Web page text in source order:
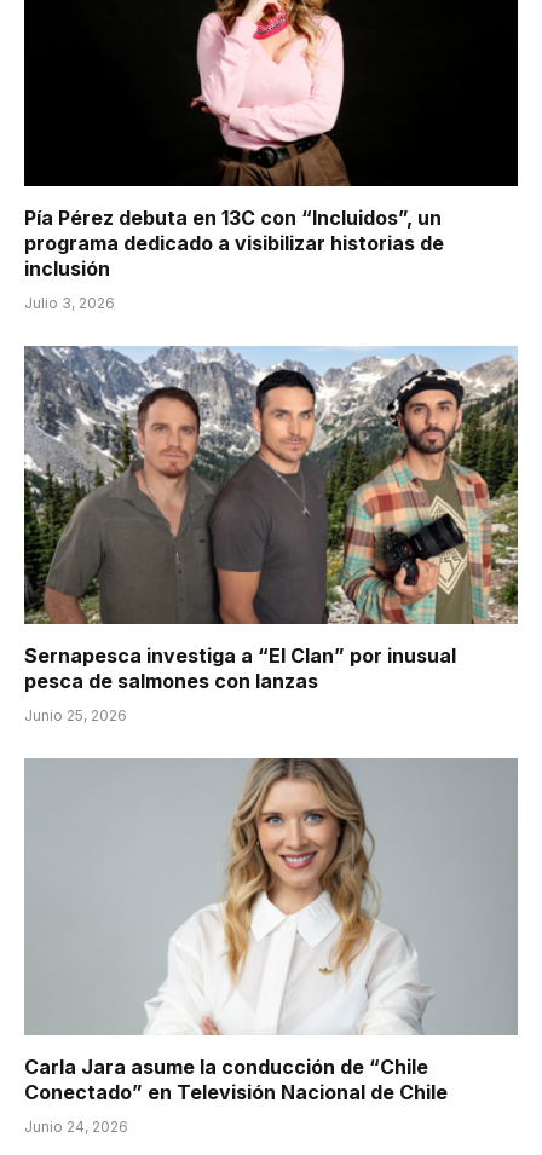
Pía Pérez debuta en 13C con “Incluidos”, un
programa dedicado a visibilizar historias de
inclusión
Julio 3, 2026
Sernapesca investiga a “El Clan” por inusual
pesca de salmones con lanzas
Junio 25, 2026
Carla Jara asume la conducción de “Chile
Conectado” en Televisión Nacional de Chile
Junio 24, 2026